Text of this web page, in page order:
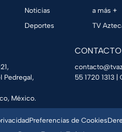
Noticias
Deportes
a más +
TV
Pedregal,
México.
CONTACTO
55 1720 1313 |
Preferencias de Cookies